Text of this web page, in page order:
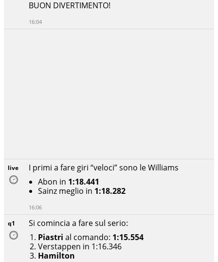
q1
Si comincia a fare sul serio:
Piastrial comando: 1:15.554
Verstappen in 1:16.346
Hamilton
live
I primi a fare giri “veloci” sono le Williams
Abon in 1:18.441
Sainz meglio in 1:18.282
16:06
BUON DIVERTIMENTO!
16:04